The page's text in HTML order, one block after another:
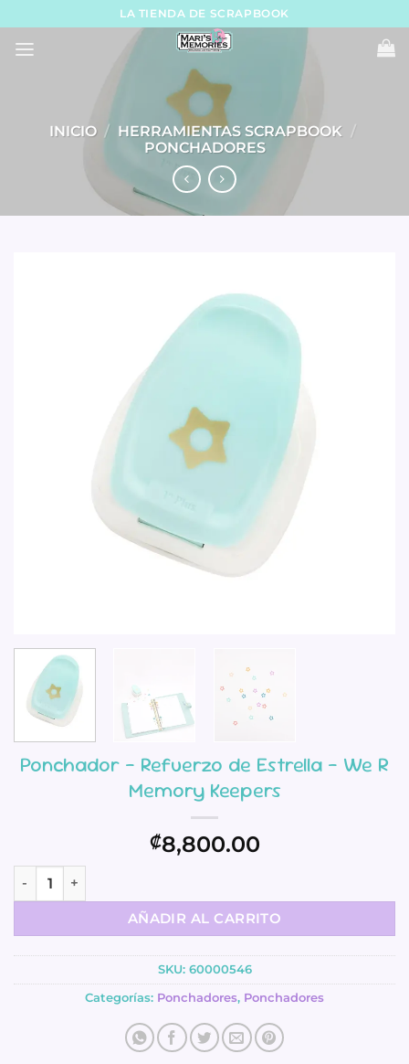
to
content
LA TIENDA DE SCRAPBOOK
INICIO / HERRAMIENTAS SCRAPBOOK /
PONCHADORES
Ponchador – Refuerzo de Estrella – We R
Memory Keepers
₡8,800.00
Ponchador - Refuerzo de Estrella - We R Memory Keepers
AÑADIR AL CARRITO
SKU: 60000546
Categorías: Ponchadores, Ponchadores